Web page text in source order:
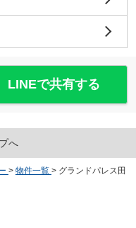
LINEで共有する
へ
> 物件一覧 > グランドパレス田